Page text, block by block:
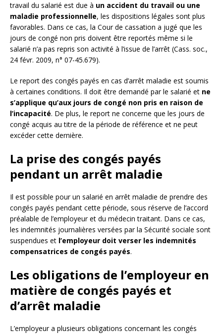
travail du salarié est due à un accident du travail ou une
maladie professionnelle, les dispositions légales sont plus
favorables. Dans ce cas, la Cour de cassation a jugé que les
jours de congé non pris doivent être reportés même si le
salarié n’a pas repris son activité à l’issue de l’arrêt (Cass. soc.,
24 févr. 2009, n° 07-45.679).
Le report des congés payés en cas d’arrêt maladie est soumis
à certaines conditions. Il doit être demandé par le salarié et ne
s’applique qu’aux jours de congé non pris en raison de
l’incapacité. De plus, le report ne concerne que les jours de
congé acquis au titre de la période de référence et ne peut
excéder cette dernière.
La prise des congés payés
pendant un arrêt maladie
Il est possible pour un salarié en arrêt maladie de prendre des
congés payés pendant cette période, sous réserve de l’accord
préalable de l’employeur et du médecin traitant. Dans ce cas,
les indemnités journalières versées par la Sécurité sociale sont
suspendues et l’employeur doit verser les indemnités
compensatrices de congés payés.
Les obligations de l’employeur en
matière de congés payés et
d’arrêt maladie
L’employeur a plusieurs obligations concernant les congés